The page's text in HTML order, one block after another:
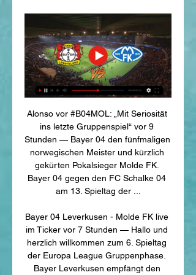
Alonso vor #B04MOL: „Mit Seriosität
ins letzte Gruppenspiel“ vor 9
Stunden — Bayer 04 den fünfmaligen
norwegischen Meister und kürzlich
gekürten Pokalsieger Molde FK.
Bayer 04 gegen den FC Schalke 04
am 13. Spieltag der ...
Bayer 04 Leverkusen - Molde FK live
im Ticker vor 7 Stunden — Hallo und
herzlich willkommen zum 6. Spieltag
der Europa League Gruppenphase.
Bayer Leverkusen empfängt den